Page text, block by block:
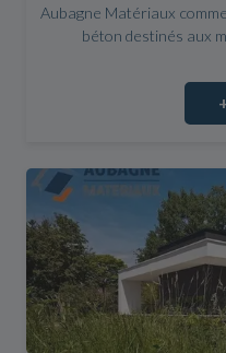
Aubagne Matériaux
béton destinés aux